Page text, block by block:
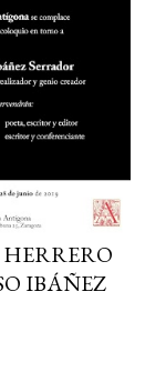
IBÁÑEZ